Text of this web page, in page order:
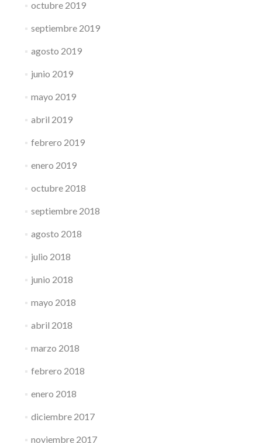
octubre 2019
septiembre 2019
agosto 2019
junio 2019
mayo 2019
abril 2019
febrero 2019
enero 2019
octubre 2018
septiembre 2018
agosto 2018
julio 2018
junio 2018
mayo 2018
abril 2018
marzo 2018
febrero 2018
enero 2018
diciembre 2017
noviembre 2017